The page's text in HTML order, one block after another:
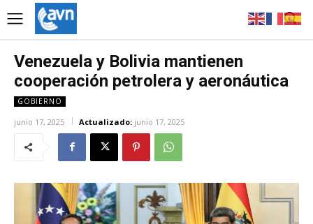
Venezuela y Bolivia mantienen
cooperación petrolera y aeronáutica
GOBIERNO
junio 17, 2025 Actualizado: junio 17, 2025